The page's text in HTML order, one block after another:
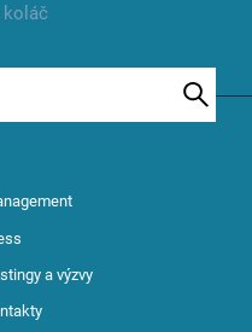
koláč
a výzvy